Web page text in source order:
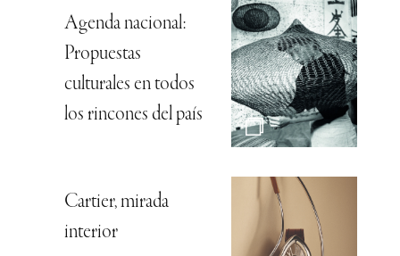
Agenda nacional:
Propuestas
culturales en todos
los rincones del país
Cartier, mirada
interior